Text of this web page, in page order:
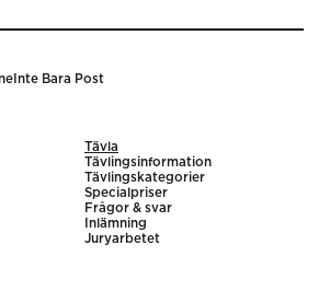
Inte Bara Post
Tävla
Tävlingsinformation
Tävlingskategorier
Specialpriser
Frågor & svar
Inlämning
Juryarbetet